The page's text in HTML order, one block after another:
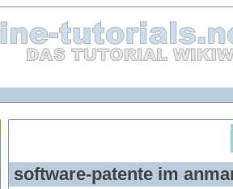
software-patente im